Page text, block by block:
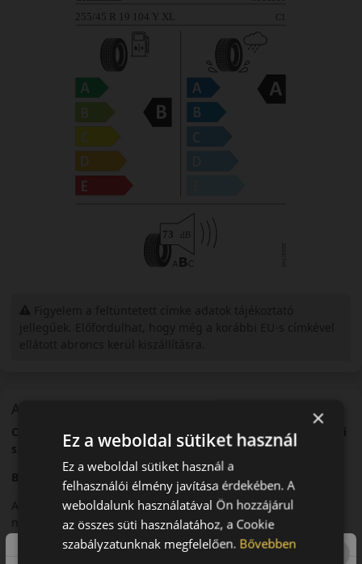
A mintázat
Continental SportContact 6 – Ultra nagy teljesítményű nyári
sportabroncs
Bevezető
A Continental SportContact 6 egy ultra nagy teljesítményű
nyári abroncs, amelyet kifejezetten sportos és nagy
teljesítményű járművekhez fejlesztettek.
×
Ez a weboldal sütiket használ
Ez a weboldal sütiket használ a
felhasználói élmény javítása érdekében. A
weboldalunk használatával Ön hozzájárul
az összes süti használatához, a Cookie
szabályzatunknak megfelelően. Bővebben